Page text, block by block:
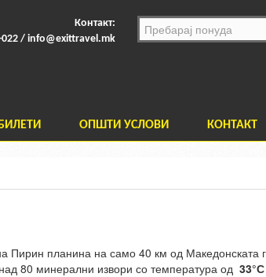
Контакт:
022 / info@exittravel.mk
ОПШТИ УСЛОВИ КОНТАКТ
Пирин планина на само 40 км од Македонската
80 минерални извори со температура од